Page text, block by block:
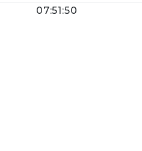
07:51:50